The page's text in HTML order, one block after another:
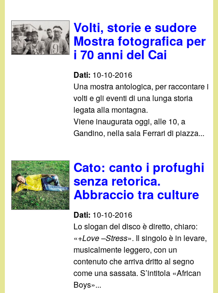
d
c
a
Volti, storie e sudore
Mostra fotografica per
i 70 anni del Cai
Dati: 10-10-2016
Una mostra antologica, per raccontare i
volti e gli eventi di una lunga storia
legata alla montagna.
Viene inaugurata oggi, alle 10, a
Gandino, nella sala Ferrari di piazza...
Cato: canto i profughi
senza retorica.
Abbraccio tra culture
Dati: 10-10-2016
Lo slogan del disco è diretto, chiaro:
«+Love –Stress». Il singolo è in levare,
musicalmente leggero, con un
contenuto che arriva dritto al segno
come una sassata. S’intitola «African
Boys»...